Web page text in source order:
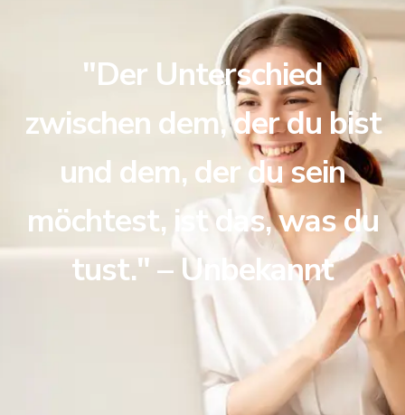
"Der Unterschied
zwischen dem, der du bist
und dem, der du sein
möchtest, ist das, was du
tust." – Unbekannt